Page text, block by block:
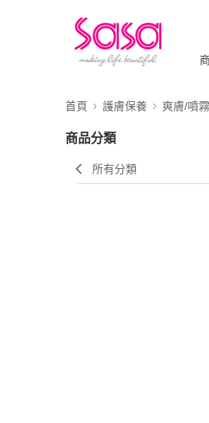
首頁 護膚保養 爽膚/噴霧
商品分類
所有分類